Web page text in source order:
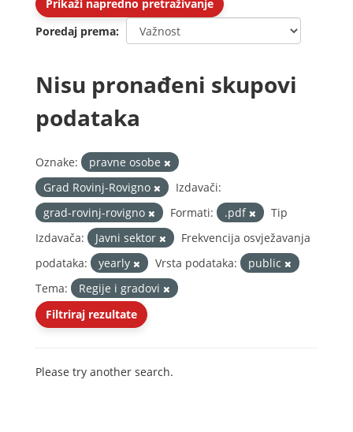
Prikaži napredno pretraživanje
Poredaj prema
Nisu pronađeni skupovi
podataka
Oznake:
pravne osobe
Grad Rovinj-Rovigno
Izdavači:
grad-rovinj-rovigno
Formati: .pdf
Tip
Izdavača:
Javni sektor
Frekvencija osvježavanja
podataka:
yearly Vrsta podataka:
public
Tema:
Regije i gradovi
Filtriraj rezultate
Please try another search.